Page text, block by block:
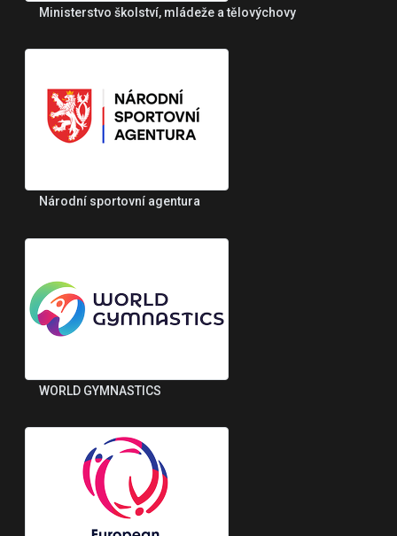
Ministerstvo školství, mládeže a tělovýchovy
Národní sportovní agentura
WORLD GYMNASTICS